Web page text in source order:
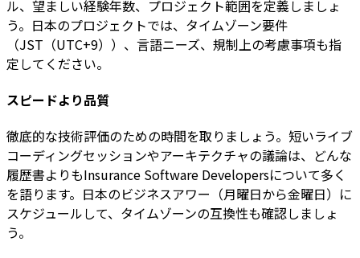
ル、望ましい経験年数、プロジェクト範囲を定義しましょ
う。日本のプロジェクトでは、タイムゾーン要件
（JST（UTC+9））、言語ニーズ、規制上の考慮事項も指
定してください。
スピードより品質
徹底的な技術評価のための時間を取りましょう。短いライブ
コーディングセッションやアーキテクチャの議論は、どんな
履歴書よりもInsurance Software Developersについて多く
を語ります。日本のビジネスアワー（月曜日から金曜日）に
スケジュールして、タイムゾーンの互換性も確認しましょ
う。